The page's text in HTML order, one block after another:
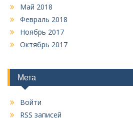
Май 2018
Февраль 2018
Ноябрь 2017
Октябрь 2017
Мета
Войти
RSS записей